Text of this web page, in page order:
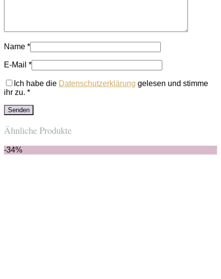
Name *
E-Mail *
Ich habe die Datenschutzerklärung gelesen und stimme
ihr zu. *
Ähnliche Produkte
-34%